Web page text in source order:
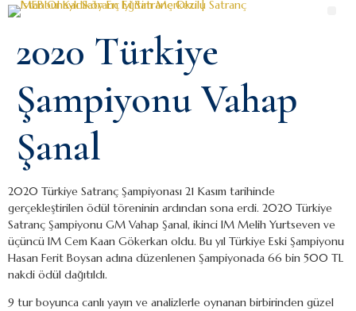
2020 Türkiye
Şampiyonu Vahap
Şanal
2020 Türkiye Satranç Şampiyonası 21 Kasım tarihinde
gerçekleştirilen ödül töreninin ardından sona erdi. 2020 Türkiye
Satranç Şampiyonu GM Vahap Şanal, ikinci IM Melih Yurtseven ve
üçüncü IM Cem Kaan Gökerkan oldu. Bu yıl Türkiye Eski Şampiyonu
Hasan Ferit Boysan adına düzenlenen Şampiyonada 66 bin 500 TL
nakdi ödül dağıtıldı.
9 tur boyunca canlı yayın ve analizlerle oynanan birbirinden güzel